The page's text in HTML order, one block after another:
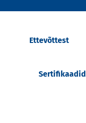
Ettevõttest
Sertifikaadid